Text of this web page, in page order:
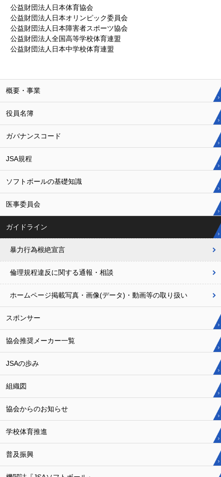
公益財団法人日本体育協会
公益財団法人日本オリンピック委員会
公益財団法人日本障害者スポーツ協会
公益財団法人全国高等学校体育連盟
公益財団法人日本中学校体育連盟
概要・事業
役員名簿
ガバナンスコード
JSA規程
ソフトボールの基礎知識
医事委員会
ガイドライン
暴力行為根絶宣言
倫理規程違反に関する通報・相談
ホームページ掲載写真・画像(データ)・動画等の取り扱い
スポンサー
協会推奨メーカー一覧
JSAの歩み
組織図
協会からのお知らせ
学校体育推進
普及振興